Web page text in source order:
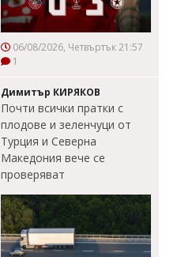
06/08/2026, Четвъртък 21:57
1
Димитър КИРЯКОВ
Почти всички пратки с
плодове и зеленчуци от
Турция и Северна
Македония вече се
проверяват